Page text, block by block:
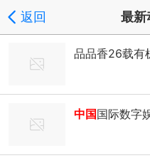
返回 最新
品品香26载有
中国国际数字